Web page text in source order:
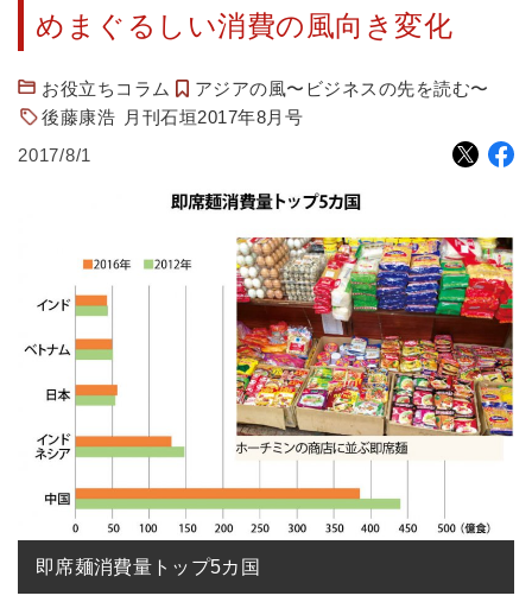
めまぐるしい消費の風向き変化
お役立ちコラム
アジアの風〜ビジネスの先を読む〜
後藤康浩 月刊石垣2017年8月号
2017/8/1
即席麺消費量トップ5カ国